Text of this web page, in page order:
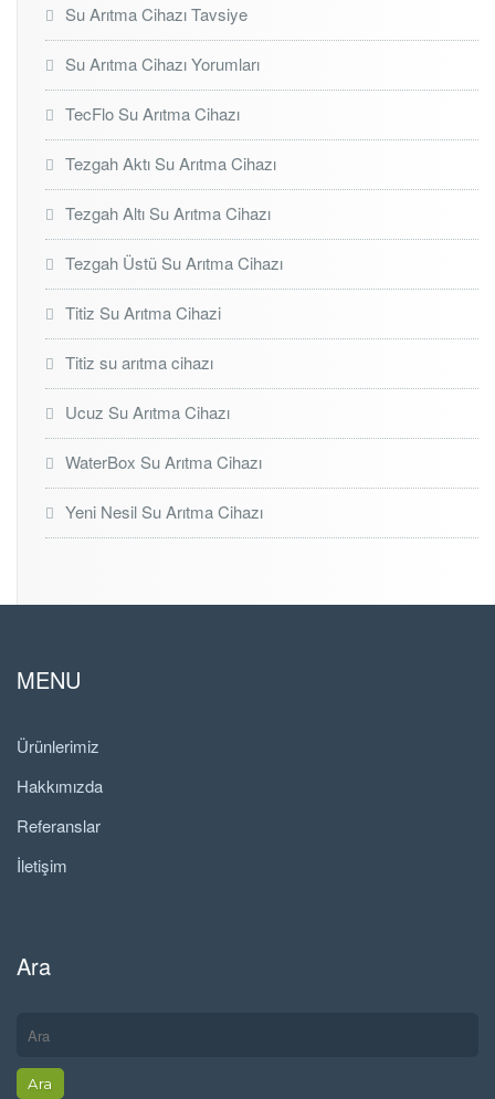
Su Arıtma Cihazı Tavsiye
Su Arıtma Cihazı Yorumları
TecFlo Su Arıtma Cihazı
Tezgah Aktı Su Arıtma Cihazı
Tezgah Altı Su Arıtma Cihazı
Tezgah Üstü Su Arıtma Cihazı
Titiz Su Arıtma Cihazi
Titiz su arıtma cihazı
Ucuz Su Arıtma Cihazı
WaterBox Su Arıtma Cihazı
Yeni Nesil Su Arıtma Cihazı
MENU
Ürünlerimiz
Hakkımızda
Referanslar
İletişim
Ara